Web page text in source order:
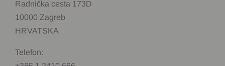
Radnička cesta 173D
10000 Zagreb
HRVATSKA
Telefon: